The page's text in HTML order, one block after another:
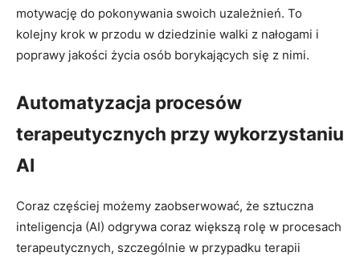
motywację do pokonywania swoich uzależnień. To
kolejny krok w przodu w dziedzinie walki z nałogami i
poprawy jakości życia osób borykających się z nimi.
Automatyzacja procesów
terapeutycznych przy wykorzystaniu
AI
Coraz częściej możemy zaobserwować, że sztuczna
inteligencja (AI) odgrywa coraz większą rolę w procesach
terapeutycznych, szczególnie w przypadku terapii